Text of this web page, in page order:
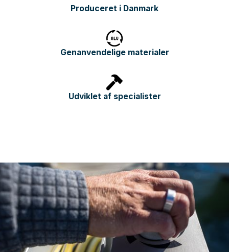
Produceret i Danmark
Genanvendelige materialer
Udviklet af specialister